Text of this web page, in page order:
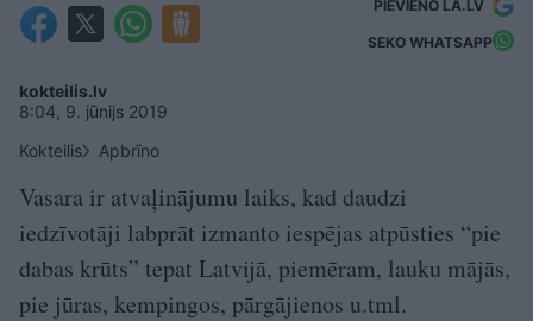
PIEVIENO LA.LV
SEKO WHATSAPP
kokteilis.lv
8:04, 9. jūnijs 2019
Kokteilis
Apbrīno
Vasara ir atvaļinājumu laiks, kad daudzi
iedzīvotāji labprāt izmanto iespējas atpūsties “pie
dabas krūts” tepat Latvijā, piemēram, lauku mājās,
pie jūras, kempingos, pārgājienos u.tml.